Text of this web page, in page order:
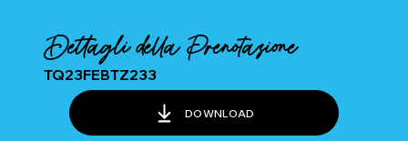
Dettagli della Prenotazione
TQ23FEBTZ233
DOWNLOAD